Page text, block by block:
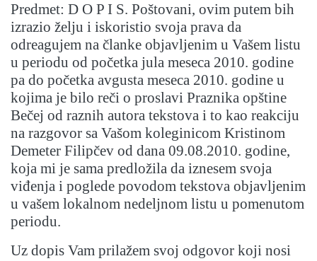
Predmet: D O P I S. Poštovani, ovim putem bih
izrazio želju i iskoristio svoja prava da
odreagujem na članke objavljenim u Vašem listu
u periodu od početka jula meseca 2010. godine
pa do početka avgusta meseca 2010. godine u
kojima je bilo reči o proslavi Praznika opštine
Bečej od raznih autora tekstova i to kao reakciju
na razgovor sa Vašom koleginicom Kristinom
Demeter Filipčev od dana 09.08.2010. godine,
koja mi je sama predložila da iznesem svoja
viđenja i poglede povodom tekstova objavljenim
u vašem lokalnom nedeljnom listu u pomenutom
periodu.
Uz dopis Vam prilažem svoj odgovor koji nosi